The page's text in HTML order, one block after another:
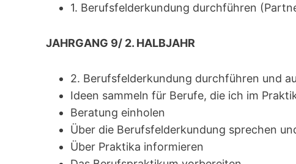
1. Berufsfelderkundung durchführen
JAHRGANG 9/ 2. HALBJAHR
2. Berufsfelderkundung durchführen und
Ideen sammeln für Berufe, die ich im
Beratung einholen
Über die Berufsfelderkundung sprechen
Über Praktika informieren